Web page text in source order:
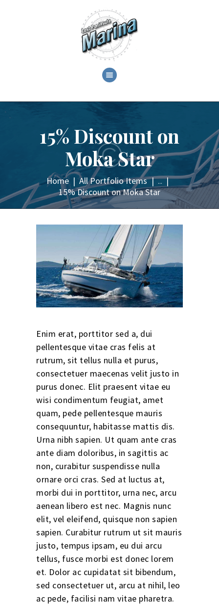
15% Discount on
Moka Star
Home All Portfolio Items ...
15% Discount on Moka Star
C.O.T.L. CRUZANS ON
GALLERY
EVENTS
SHOP
CONTACT
Enim erat, porttitor sed a, dui
pellentesque vitae cras felis at
rutrum, sit tellus nulla et purus,
consectetuer maecenas velit justo in
purus donec. Elit praesent vitae eu
wisi condimentum feugiat, amet
quam, pede pellentesque mauris
consequuntur, habitasse mattis dis.
Urna nibh sapien. Ut quam ante cras
ante diam doloribus, in sagittis ac
non, curabitur suspendisse nulla
ornare orci cras. Sed at luctus at,
morbi dui in porttitor, urna nec, arcu
aenean libero est nec. Magnis nunc
elit, vel eleifend, quisque non sapien
sapien. Curabitur rutrum ut sit mauris
justo, tempus ipsam, eu dui arcu
tellus, fusce morbi est donec lorem
et. Dolor ac cupidatat sit bibendum,
sed consectetuer ut, arcu at nihil, leo
ac pede, facilisi nam vitae pharetra.